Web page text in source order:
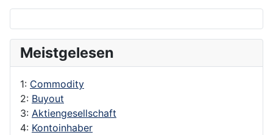
Meistgelesen
1: Commodity
2: Buyout
3: Aktiengesellschaft
4: Kontoinhaber